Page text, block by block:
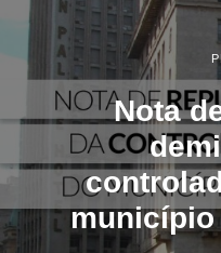
Nota
município